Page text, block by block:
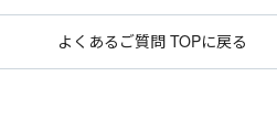
よくあるご質問 TOPに戻る